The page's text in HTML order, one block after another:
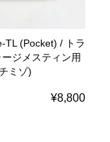
TL (Pocket) / トラ
ージメスティン用
ミゾ)
¥8,800